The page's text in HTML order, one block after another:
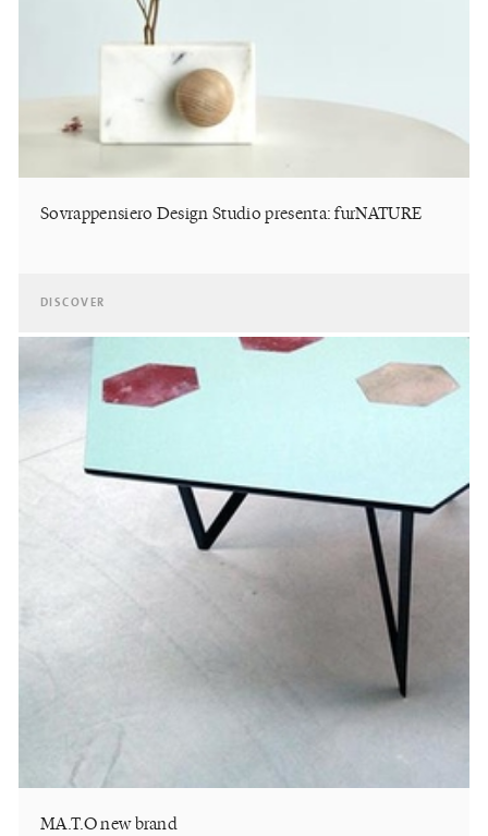
Sovrappensiero Design Studio presenta: furNATURE
DISCOVER
MA.T.O new brand